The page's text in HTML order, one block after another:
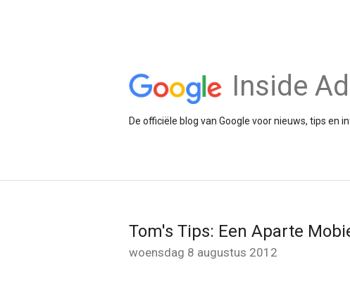
Inside
De officiële blog van Google voor nieuws, tips en
Tom's Tips: Een Aparte
woensdag 8 augustus 2012